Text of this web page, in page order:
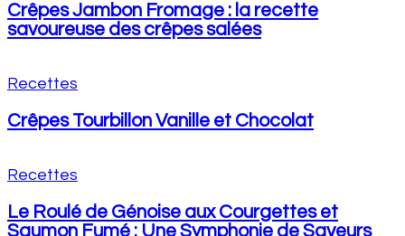
Crêpes Jambon Fromage : la recette
savoureuse des crêpes salées
Recettes
Crêpes Tourbillon Vanille et Chocolat
Recettes
Le Roulé de Génoise aux Courgettes et
Saumon Fumé : Une Symphonie de Saveurs